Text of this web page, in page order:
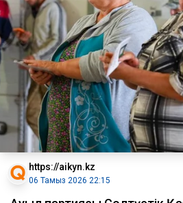
https://aikyn.kz
06 Тамыз 2026 22:15